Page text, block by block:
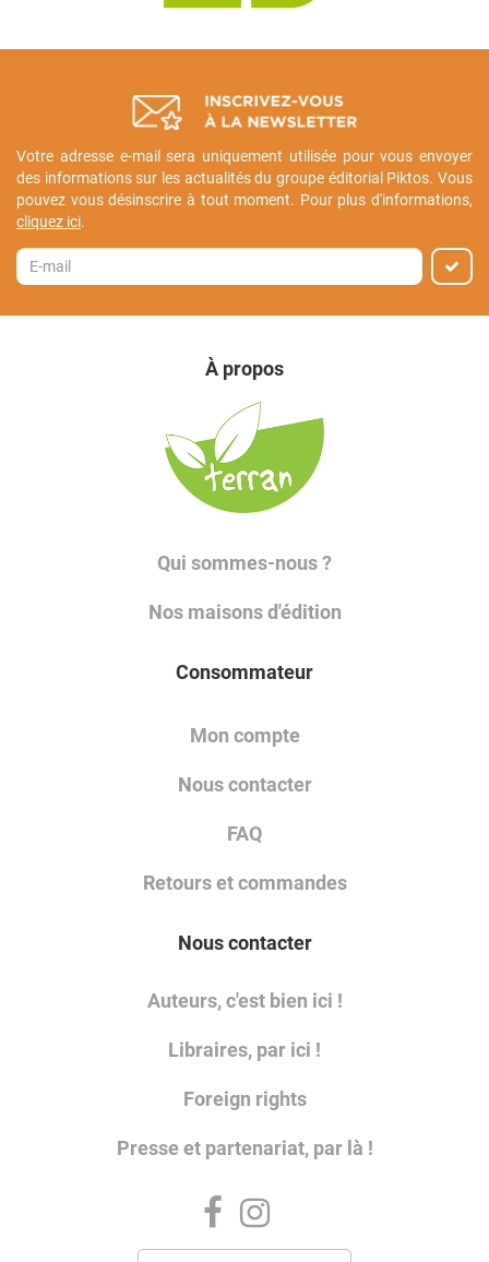
Votre adresse e-mail sera uniquement utilisée pour vous envoyer
des informations sur les actualités du groupe éditorial Piktos. Vous
pouvez vous désinscrire à tout moment. Pour plus d'informations,
cliquez ici.
À propos
Qui sommes-nous ?
Nos maisons d'édition
Consommateur
Mon compte
Nous contacter
FAQ
Retours et commandes
Nous contacter
Auteurs, c'est bien ici !
Libraires, par ici !
Foreign rights
Presse et partenariat, par là !